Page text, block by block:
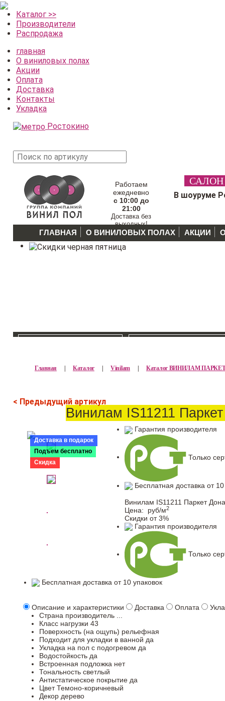
Каталог >>
Производители
Распродажа
главная
О виниловых полах
Акции
Оплата
Доставка
Контакты
Укладка
Ростокино
товара
Работаем
ежедневно
с 10:00 до
21:00
Доставка без
выходных!
В шоуруме
ГЛАВНАЯ О ВИНИЛОВЫХ ПОЛАХ АКЦИИ
Главная Каталог Vinilam Каталог ВИНИЛАМ
< Предыдущий артикул
Винилам IS11211
Доставка в подарок
Подъем бесплатно
Скидка
Гарантия производителя
Только
Бесплатная доставка от
Винилам IS11211 Паркет
Цена:
руб/м2
Скидки от 3%
Гарантия производителя
Только
Бесплатная доставка от 10 упаковок
Описание и характеристики Доставка Оплата
Страна производитель ...
Класс нагрузки 43
Поверхность (на ощупь) рельефная
Подходит для укладки в ванной да
Укладка на пол c подогревом да
Водостойкость да
Встроенная подложка нет
Тональность светлый
Антистатическое покрытие да
Цвет Темоно-коричневый
Декор дерево